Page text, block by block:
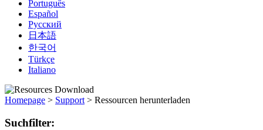
Português
Español
Русский
日本語
한국어
Türkçe
Italiano
Homepage > Support > Ressourcen herunterladen
Suchfilter: